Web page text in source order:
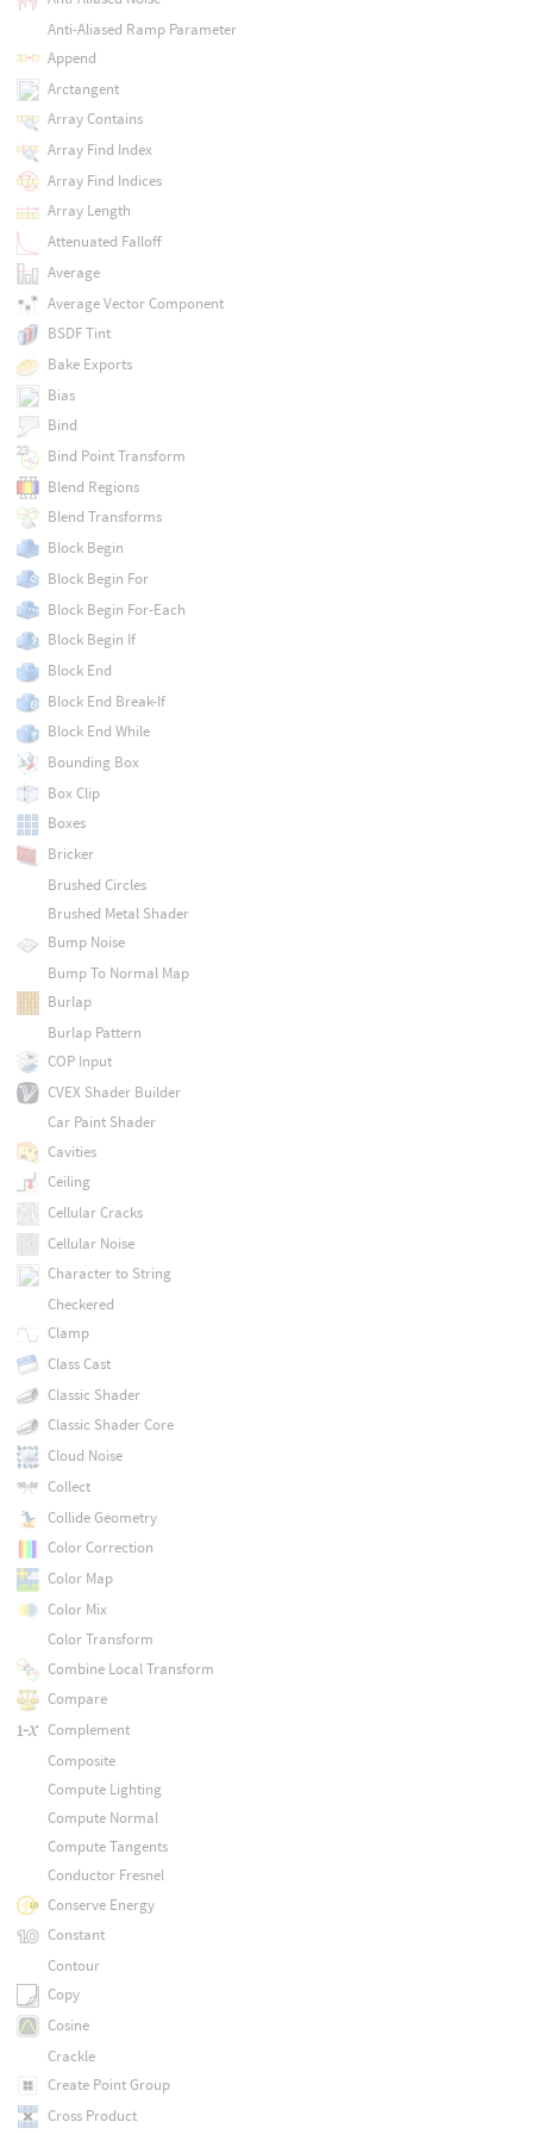
Anti-Aliased Ramp Parameter
Append
Arctangent
Array Contains
Array Find Index
Array Find Indices
Array Length
Attenuated Falloff
Average
Average Vector Component
BSDF Tint
Bake Exports
Bias
Bind
Bind Point Transform
Blend Regions
Blend Transforms
Block Begin
Block Begin For
Block Begin For-Each
Block Begin If
Block End
Block End Break-If
Block End While
Bounding Box
Box Clip
Boxes
Bricker
Brushed Circles
Brushed Metal Shader
Bump Noise
Bump To Normal Map
Burlap
Burlap Pattern
COP Input
CVEX Shader Builder
Car Paint Shader
Cavities
Ceiling
Cellular Cracks
Cellular Noise
Character to String
Checkered
Clamp
Class Cast
Classic Shader
Classic Shader Core
Cloud Noise
Collect
Collide Geometry
Color Correction
Color Map
Color Mix
Color Transform
Combine Local Transform
Compare
Complement
Composite
Compute Lighting
Compute Normal
Compute Tangents
Conductor Fresnel
Conserve Energy
Constant
Contour
Copy
Cosine
Crackle
Create Point Group
Cross Product